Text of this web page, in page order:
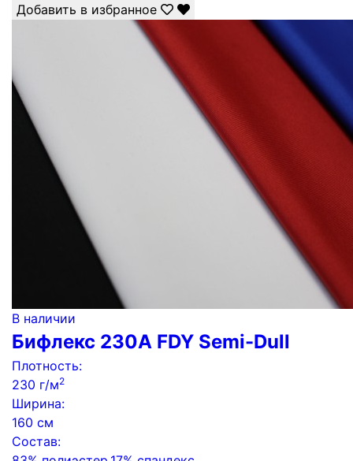
Добавить в избранное
В наличии
Бифлекс 230А FDY Semi-Dull
Плотность:
230 г/м2
Ширина:
160 см
Состав: